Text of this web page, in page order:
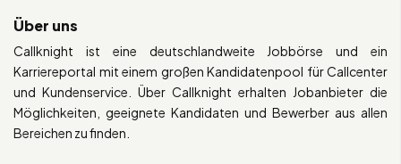
Über uns
Callknight ist eine deutschlandweite Jobbörse und ein
Karriereportal mit einem großen Kandidatenpool für Callcenter
und Kundenservice. Über Callknight erhalten Jobanbieter die
Möglichkeiten, geeignete Kandidaten und Bewerber aus allen
Bereichen zu finden.